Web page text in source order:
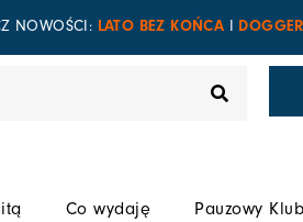
NOWOŚCI: LATO BEZ KOŃCA
Co wydaję Pauzowy